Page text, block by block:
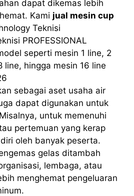
dapat dikemas lebih
Kami jual mesin cup
Teknisi
PROFESSIONAL
seperti mesin 1 line, 2
line, hingga mesin 16 line
sebagai aset usaha air
dapat digunakan untuk
untuk memenuhi
pertemuan yang kerap
oleh banyak peserta.
gelas ditambah
lembaga, atau
menghemat pengeluaran